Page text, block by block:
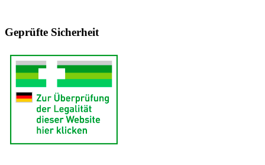
Geprüfte Sicherheit